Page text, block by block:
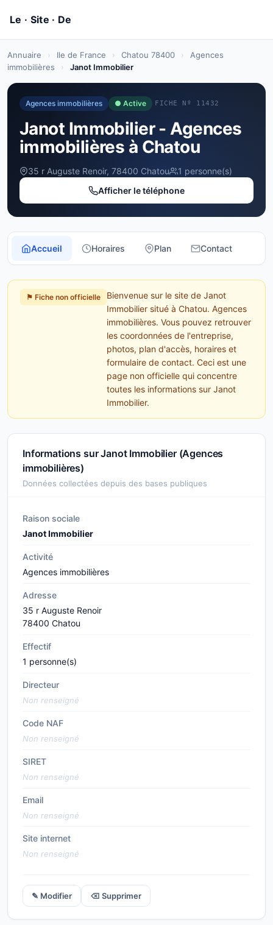
Annuaire › Ile de France › Chatou 78400 ›
Agences
immobilières
› Janot Immobilier
Agences immobilières ● Active FICHE Nº 11432
Janot Immobilier - Agences
immobilières à Chatou
35 r Auguste Renoir, 78400 Chatou
1 personne(s)
Afficher le téléphone
Accueil Horaires Plan Contact
⚑ Fiche non officielle
Bienvenue sur le site de Janot
Immobilier situé à Chatou. Agences
immobilières. Vous pouvez retrouver
les coordonnées de l'entreprise,
photos, plan d'accès, horaires et
formulaire de contact. Ceci est une
page non officielle qui concentre
toutes les informations sur Janot
Immobilier.
Informations sur Janot Immobilier (Agences
immobilières)
Données collectées depuis des bases publiques
Raison sociale
Janot Immobilier
Activité
Agences immobilières
Adresse
35 r Auguste Renoir
78400 Chatou
Effectif
1 personne(s)
Directeur
Non renseigné
Code NAF
Non renseigné
SIRET
Non renseigné
Email
Non renseigné
Site internet
Non renseigné
✎ Modifier ⌫ Supprimer